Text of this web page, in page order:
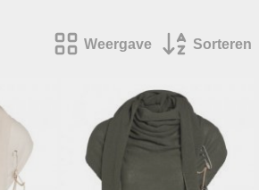
Weergave Sorteren